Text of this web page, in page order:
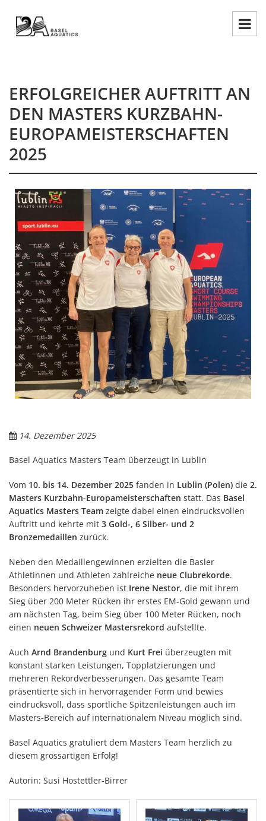
ERFOLGREICHER AUFTRITT AN
DEN MASTERS KURZBAHN-
EUROPAMEISTERSCHAFTEN
2025
14. Dezember 2025
Basel Aquatics Masters Team überzeugt in Lublin
Vom 10. bis 14. Dezember 2025 fanden in Lublin (Polen) die 2.
Masters Kurzbahn-Europameisterschaften statt. Das Basel
Aquatics Masters Team zeigte dabei einen eindrucksvollen
Auftritt und kehrte mit 3 Gold-, 6 Silber- und 2
Bronzemedaillen zurück.
Neben den Medaillengewinnen erzielten die Basler
Athletinnen und Athleten zahlreiche neue Clubrekorde.
Besonders hervorzuheben ist Irene Nestor, die mit ihrem
Sieg über 200 Meter Rücken ihr erstes EM-Gold gewann und
am nächsten Tag, beim Sieg über 100 Meter Rücken, noch
einen neuen Schweizer Mastersrekord aufstellte.
Auch Arnd Brandenburg und Kurt Frei überzeugten mit
konstant starken Leistungen, Topplatzierungen und
mehreren Rekordverbesserungen. Das gesamte Team
präsentierte sich in hervorragender Form und bewies
eindrucksvoll, dass sportliche Spitzenleistungen auch im
Masters-Bereich auf internationalem Niveau möglich sind.
Basel Aquatics gratuliert dem Masters Team herzlich zu
diesem grossartigen Erfolg!
Autorin: Susi Hostettler-Birrer